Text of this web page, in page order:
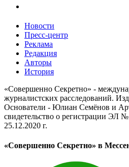
Новости
Пресс-центр
Реклама
Редакция
Авторы
История
«Совершенно Секретно» -
журналистских расследований.
Основатели - Юлиан Семёнов и
свидетельство о регистрации ЭЛ
25.12.2020 г.
«Совершенно Секретно» в